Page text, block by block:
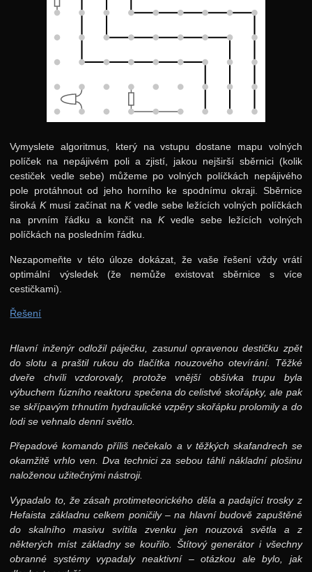
Vymyslete algoritmus, který na vstupu dostane mapu volných
políček na nepájivém poli a zjistí, jakou nejširší sběrnici (kolik
cestiček vedle sebe) můžeme po volných políčkách nepájivého
pole protáhnout od jeho horního ke spodnímu okraji. Sběrnice
širokáKmusí začínat na Kvedle sebe ležících volných políčkách
na prvním řádku a končit na Kvedle sebe ležících volných
políčkách na posledním řádku.
Nezapomeňte v této úloze dokázat, že vaše řešení vždy vrátí
optimální výsledek (že nemůže existovat sběrnice s více
cestičkami).
Řešení
Hlavní inženýr odložil páječku, zasunul opravenou destičku zpět
do slotu a praštil rukou do tlačítka nouzového otevírání. Těžké
dveře chvíli vzdorovaly, protože vnější obšívka trupu byla
výbuchem fúzního reaktoru spečena do celistvé skořápky, ale pak
se skřípavým trhnutím hydraulické vzpěry skořápku prolomily a do
lodi se vehnalo denní světlo.
Přepadové komando příliš nečekalo a v těžkých skafandrech se
okamžitě vrhlo ven. Dva technici za sebou táhli nákladní plošinu
naloženou užitečnými nástroji.
Vypadalo to, že zásah protimeteorického děla a padající trosky z
Hefaista základnu celkem poničily – na hlavní budově zapuštěné
do skalního masivu svítila zvenku jen nouzová světla a z
některých míst základny se kouřilo. Štítový generátor i všechny
obranné systémy vypadaly neaktivní – otázkou ale bylo, jak